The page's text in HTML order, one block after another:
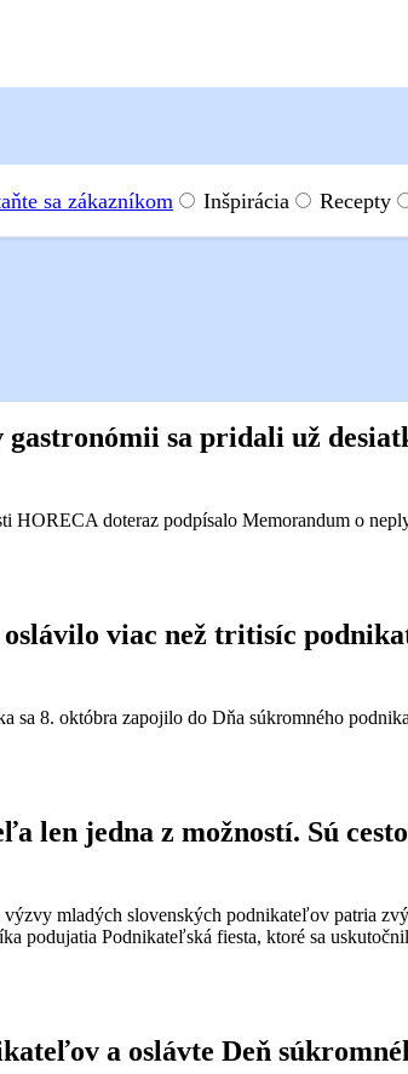
sa zákazníkom Inšpirácia Recepty
sa pridali už
HORECA doteraz podpísalo Memorandum o
viac než tritisíc
sa 8. októbra zapojilo do Dňa súkromného
len jedna z možností. Sú
mladých slovenských podnikateľov patria
podujatia Podnikateľská fiesta, ktoré sa
a oslávte Deň